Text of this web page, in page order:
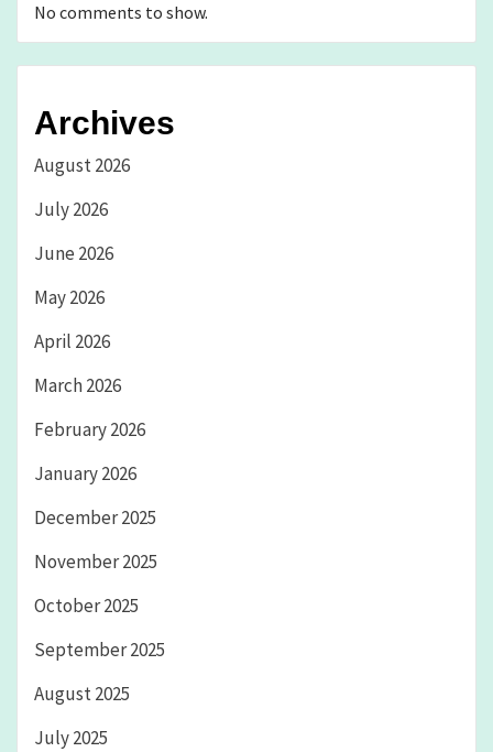
No comments to show.
Archives
August 2026
July 2026
June 2026
May 2026
April 2026
March 2026
February 2026
January 2026
December 2025
November 2025
October 2025
September 2025
August 2025
July 2025